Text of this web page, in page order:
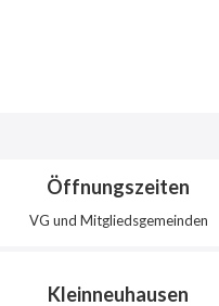
Öffnungszeiten
VG und Mitgliedsgemeinden
Kleinneuhausen